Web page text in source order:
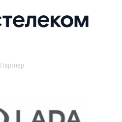
Партнер